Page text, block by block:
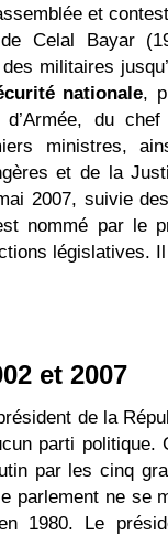
et
Celal Bayar
militaires
nationale,
du chef
ministres,
et de la
2007, suivie
nommé par le
législatives.
et 2007
de la
parti politique.
par les cinq
parlement ne se
1980. Le